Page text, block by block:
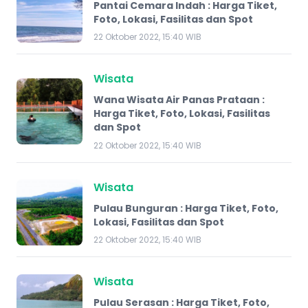
Pantai Cemara Indah : Harga Tiket,
Foto, Lokasi, Fasilitas dan Spot
22 Oktober 2022, 15:40 WIB
Wisata
Wana Wisata Air Panas Prataan :
Harga Tiket, Foto, Lokasi, Fasilitas
dan Spot
22 Oktober 2022, 15:40 WIB
Wisata
Pulau Bunguran : Harga Tiket, Foto,
Lokasi, Fasilitas dan Spot
22 Oktober 2022, 15:40 WIB
Wisata
Pulau Serasan : Harga Tiket, Foto,